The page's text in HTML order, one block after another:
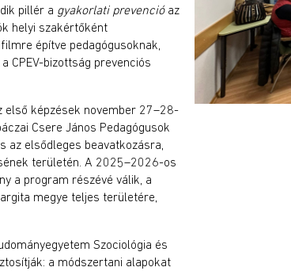
pillér a gyakorlati prevencióaz
helyi szakértőként
építve pedagógusoknak,
CPEV-bizottság prevenciós
első képzések november 27–28-
Csere János Pedagógusok
az elsődleges beavatkozásra,
területén. A 2025–2026-os
a program részévé válik, a
megye teljes területére,
Szociológia és
a módszertani alapokat